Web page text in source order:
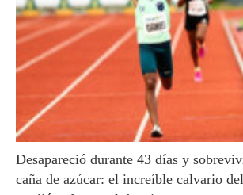
Desapareció durante 43 días y
caña de azúcar: el increíble calvario